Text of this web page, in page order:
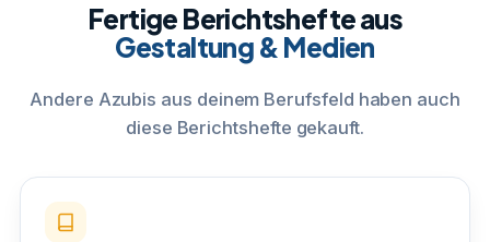
Fertige Berichtshefte aus
Gestaltung & Medien
Andere Azubis aus deinem Berufsfeld haben auch
diese Berichtshefte gekauft.